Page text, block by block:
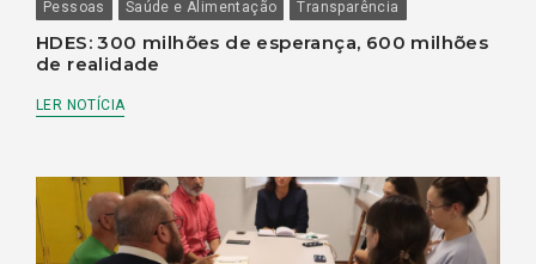
Pessoas Saúde e Alimentação Transparência
HDES: 300 milhões de esperança, 600 milhões
de realidade
LER NOTÍCIA